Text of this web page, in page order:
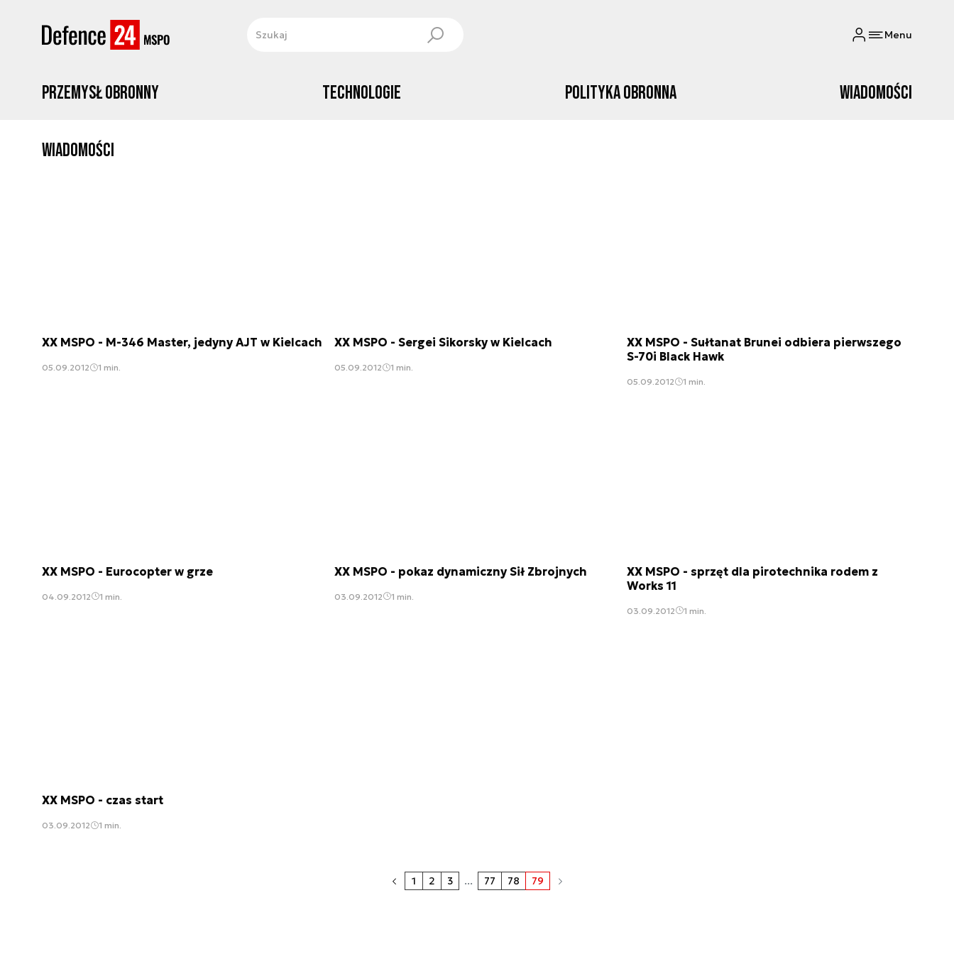
Menu
Przemysł obronny Technologie Polityka obronna Wiadomości
Wiadomości
XX MSPO - M-346 Master, jedyny AJT w Kielcach
05.09.2012 1 min.
XX MSPO - Sergei Sikorsky w Kielcach
05.09.2012 1 min.
XX MSPO - Sułtanat Brunei odbiera pierwszego
S-70i Black Hawk
05.09.2012 1 min.
XX MSPO - Eurocopter w grze
04.09.2012 1 min.
XX MSPO - pokaz dynamiczny Sił Zbrojnych
03.09.2012 1 min.
XX MSPO - sprzęt dla pirotechnika rodem z
Works 11
03.09.2012 1 min.
XX MSPO - czas start
03.09.2012 1 min.
1 2 3 ... 77 78 79